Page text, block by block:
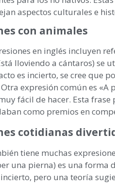
aspectos culturales e
con animales
en inglés incluyen
lloviendo a cántaros) se
es incierto, se cree que
expresión común es «A
fácil de hacer. Esta
como premios en
cotidianas
tiene muchas
una pierna) es una forma
pero una teoría